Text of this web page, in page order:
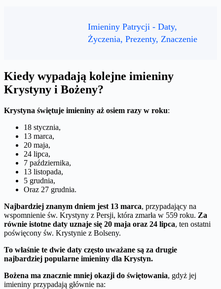
Imieniny Patrycji - Daty,
Życzenia, Prezenty, Znaczenie
Kiedy wypadają kolejne imieniny
Krystyny i Bożeny?
Krystyna świętuje imieniny aż osiem razy w roku:
18 stycznia,
13 marca,
20 maja,
24 lipca,
7 października,
13 listopada,
5 grudnia,
Oraz 27 grudnia.
Najbardziej znanym dniem jest 13 marca, przypadający na
wspomnienie św. Krystyny z Persji, która zmarła w 559 roku. Za
równie istotne daty uznaje się 20 maja oraz 24 lipca, ten ostatni
poświęcony św. Krystynie z Bolseny.
To właśnie te dwie daty często uważane są za drugie
najbardziej popularne imieniny dla Krystyn.
Bożena ma znacznie mniej okazji do świętowania, gdyż jej
imieniny przypadają głównie na: